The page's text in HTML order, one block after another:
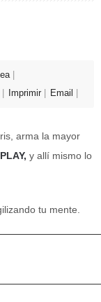
Imprimir Email
arma la mayor
PLAY, y allí mismo lo
tu mente.